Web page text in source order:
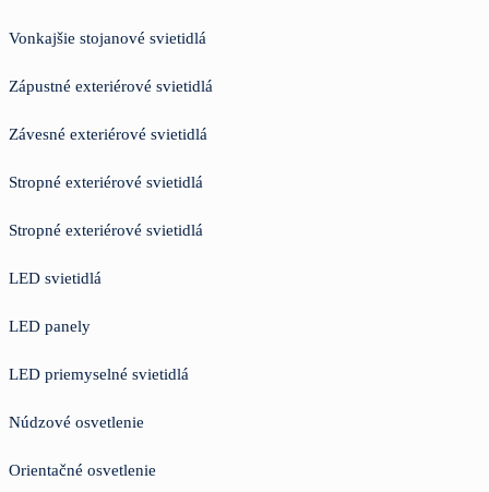
Vonkajšie stojanové svietidlá
Zápustné exteriérové svietidlá
Závesné exteriérové svietidlá
Stropné exteriérové svietidlá
Stropné exteriérové svietidlá
LED svietidlá
LED panely
LED priemyselné svietidlá
Núdzové osvetlenie
Orientačné osvetlenie